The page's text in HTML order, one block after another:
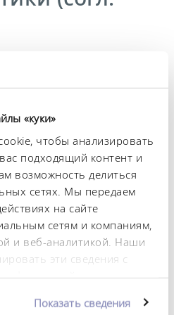
«куки»
чтобы анализировать
подходящий контент и
возможность делиться
сетях. Мы передаем
на сайте
сетям и компаниям,
и веб-аналитикой. Наши
эти сведения с
а также
сервисов. Вы можете
Показать сведения
с водяным
макс.
макс.